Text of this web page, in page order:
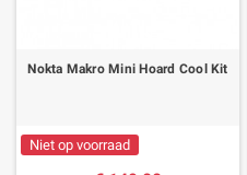
Nokta Makro Mini Hoard Cool Kit
Niet op voorraad